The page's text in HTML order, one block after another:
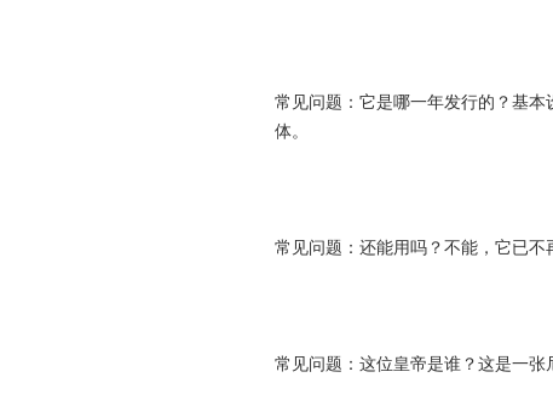
常见问题：它是哪一年发行的？基
体。
常见问题：还能用吗？不能，它已不
常见问题：这位皇帝是谁？这是一张